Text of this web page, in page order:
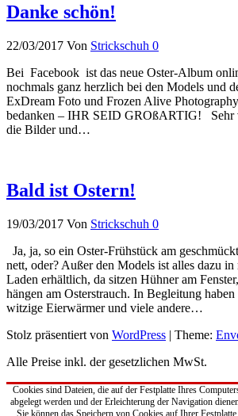
Danke schön!
22/03/2017 Von Strickschuh 0
Bei Facebook ist das neue Oster-Album
nochmals ganz herzlich bei den Models und
ExDream Foto und Frozen Alive
bedanken – IHR SEID GROßARTIG! Sehr
die Bilder und…
Bald ist Ostern!
19/03/2017 Von Strickschuh 0
Ja, ja, so ein Oster-Frühstück am
nett, oder? Außer den Models ist alles dazu in
Laden erhältlich, da sitzen Hühner am
hängen am Osterstrauch. In Begleitung haben
witzige Eierwärmer und viele andere…
Stolz präsentiert von WordPress | Theme:
Alle Preise inkl. der gesetzlichen MwSt.
Cookies sind Dateien, die auf der Festplatte Ihres
abgelegt werden und der Erleichterung der Navigation
Sie können das Speichern von Cookies auf Ihrer Festplatte